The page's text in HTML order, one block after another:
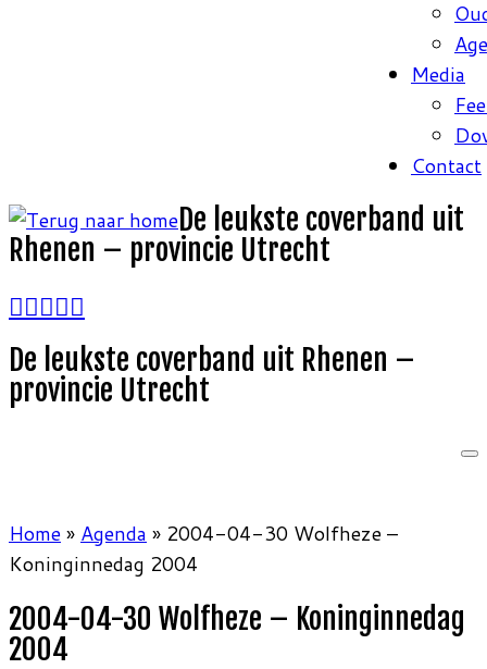
Media
Contact
De leukste coverband uit
Rhenen – provincie Utrecht
De leukste coverband uit Rhenen –
provincie Utrecht
Home» Agenda » 2004-04-30 Wolfheze –
Koninginnedag 2004
2004-04-30 Wolfheze – Koninginnedag
2004